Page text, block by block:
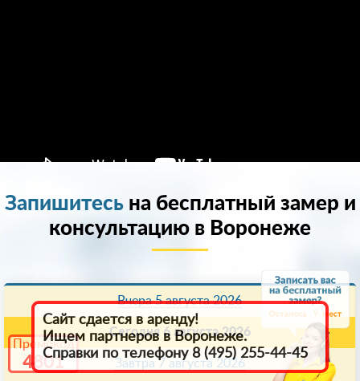
9
Промокод
4801
Запишитесьна бесплатный замер и
консультацию в Воронеже
Вчера 5 августа 2026
Сегодня 6 августа 2026
Завтра 7 августа 2026
Сайт сдается в аренду!
Ищем партнеров в Воронеже.
Справки по телефону 8 (495) 255-44-45